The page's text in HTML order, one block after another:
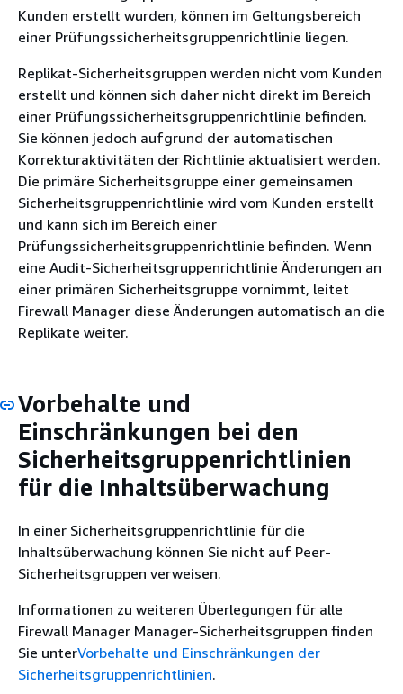
Kunden erstellt wurden, können im Geltungsbereich
einer Prüfungssicherheitsgruppenrichtlinie liegen.
Replikat-Sicherheitsgruppen werden nicht vom Kunden
erstellt und können sich daher nicht direkt im Bereich
einer Prüfungssicherheitsgruppenrichtlinie befinden.
Sie können jedoch aufgrund der automatischen
Korrekturaktivitäten der Richtlinie aktualisiert werden.
Die primäre Sicherheitsgruppe einer gemeinsamen
Sicherheitsgruppenrichtlinie wird vom Kunden erstellt
und kann sich im Bereich einer
Prüfungssicherheitsgruppenrichtlinie befinden. Wenn
eine Audit-Sicherheitsgruppenrichtlinie Änderungen an
einer primären Sicherheitsgruppe vornimmt, leitet
Firewall Manager diese Änderungen automatisch an die
Replikate weiter.
Vorbehalte und
Einschränkungen bei den
Sicherheitsgruppenrichtlinien
für die Inhaltsüberwachung
In einer Sicherheitsgruppenrichtlinie für die
Inhaltsüberwachung können Sie nicht auf Peer-
Sicherheitsgruppen verweisen.
Informationen zu weiteren Überlegungen für alle
Firewall Manager Manager-Sicherheitsgruppen finden
Sie unterVorbehalte und Einschränkungen der
Sicherheitsgruppenrichtlinien.